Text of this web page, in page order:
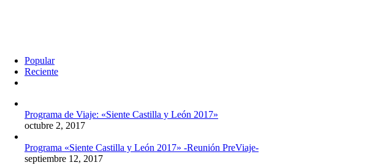
Popular
Reciente
Programa de Viaje: «Siente Castilla y León 2017»
octubre 2, 2017
Programa «Siente Castilla y León 2017» -Reunión PreViaje-
septiembre 12, 2017